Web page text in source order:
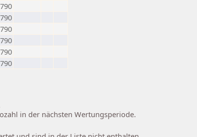
in der nächsten Wertungsperiode.